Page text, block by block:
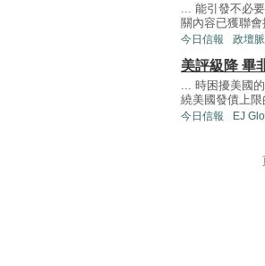
... 能引發不必
關內容已獲聯會
今日信報 政壇
美評級降 畢
... 時困擾美國
繞美國發債上限
今日信報 EJ